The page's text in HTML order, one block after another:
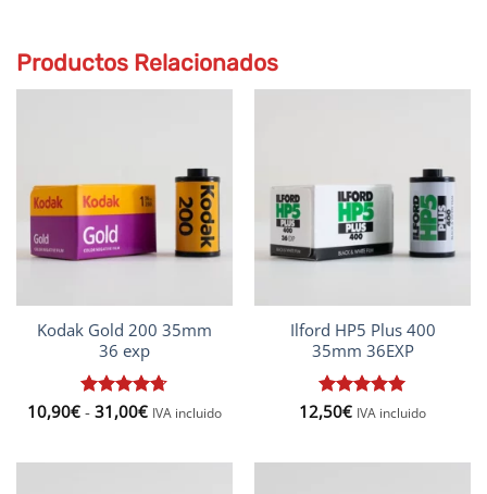
Productos Relacionados
Kodak Gold 200 35mm
36 exp
Valorado
10,90€ - 31,00€Rango
de
IVA incluido
Ilford HP5 Plus 400
35mm 36EXP
Valorado
12,50€ IVA incluido